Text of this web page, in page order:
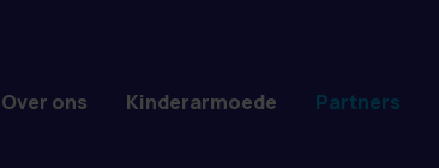
Over ons Kinderarmoede Partners